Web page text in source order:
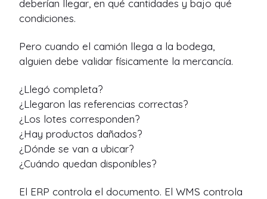
deberían llegar, en qué cantidades y bajo qué
condiciones.
Pero cuando el camión llega a la bodega,
alguien debe validar físicamente la mercancía.
¿Llegó completa?
¿Llegaron las referencias correctas?
¿Los lotes corresponden?
¿Hay productos dañados?
¿Dónde se van a ubicar?
¿Cuándo quedan disponibles?
El ERP controla el documento. El WMS controla